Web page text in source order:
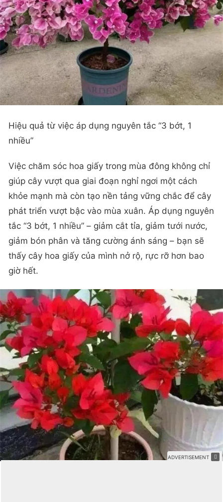
Hiệu quả từ việc áp dụng nguyên tắc “3 bớt, 1
nhiều”
Việc chăm sóc hoa giấy trong mùa đông không chỉ
giúp cây vượt qua giai đoạn nghỉ ngơi một cách
khỏe mạnh mà còn tạo nền tảng vững chắc để cây
phát triển vượt bậc vào mùa xuân. Áp dụng nguyên
tắc “3 bớt, 1 nhiều” – giảm cắt tỉa, giảm tưới nước,
giảm bón phân và tăng cường ánh sáng – bạn sẽ
thấy cây hoa giấy của mình nở rộ, rực rỡ hơn bao
giờ hết.